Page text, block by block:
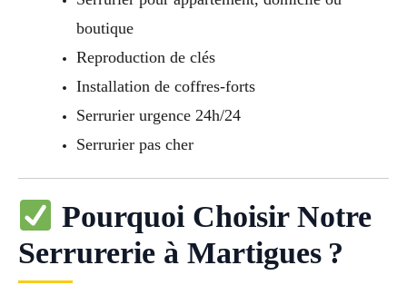
boutique
Reproduction de clés
Installation de coffres-forts
Serrurier urgence 24h/24
Serrurier pas cher
Pourquoi Choisir Notre
Serrurerie à Martigues ?